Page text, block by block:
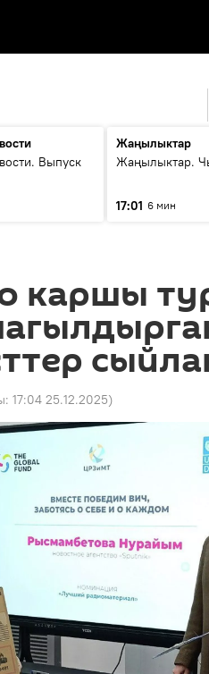
Выпуск
Жаңылыктар
Жаңылыктар.
17:01 6 мин
каршы
17:04 25.12.2025)